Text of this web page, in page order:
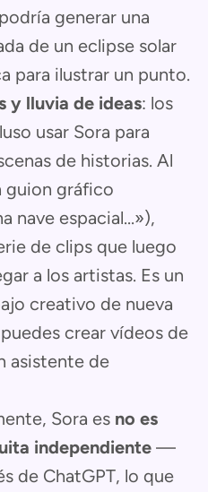
generar una
de un eclipse solar
para ilustrar un punto.
y lluvia de ideas: los
usar Sora para
de historias. Al
guion gráfico
nave espacial...»),
de clips que luego
a los artistas. Es un
creativo de nueva
crear vídeos de
asistente de
Sora es no es
independiente —
de ChatGPT, lo que